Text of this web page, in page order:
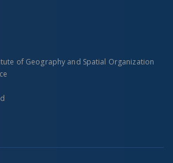
of Geography and Spatial Organization